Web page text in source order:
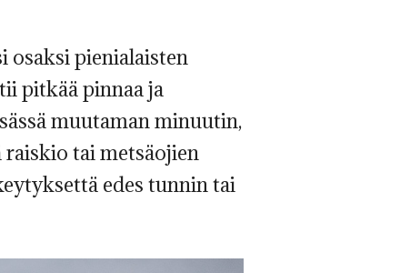
osaksi pienialaisten
pitkää pinnaa ja
muutaman minuutin,
tai metsäojien
edes tunnin tai